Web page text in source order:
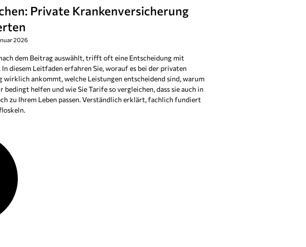
Private Krankenversicherung
2026
dem Beitrag auswählt, trifft oft eine Entscheidung mit
diesem Leitfaden erfahren Sie, worauf es bei der privaten
wirklich ankommt, welche Leistungen entscheidend sind, warum
helfen und wie Sie Tarife so vergleichen, dass sie auch in
zu Ihrem Leben passen. Verständlich erklärt, fachlich fundiert